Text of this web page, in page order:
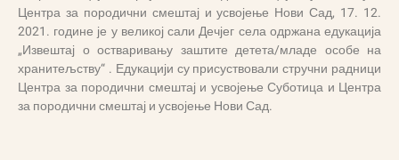
Центра за породични смештај и усвојење Нови Сад, 17. 12.
2021. године је у великој сали Дечјег села одржана едукација
„Извештај о остваривању заштите детета/младе особе на
хранитељству“ . Едукацији су присуствовали стручни радници
Центра за породични смештај и усвојење Суботица и Центра
за породични смештај и усвојење Нови Сад.